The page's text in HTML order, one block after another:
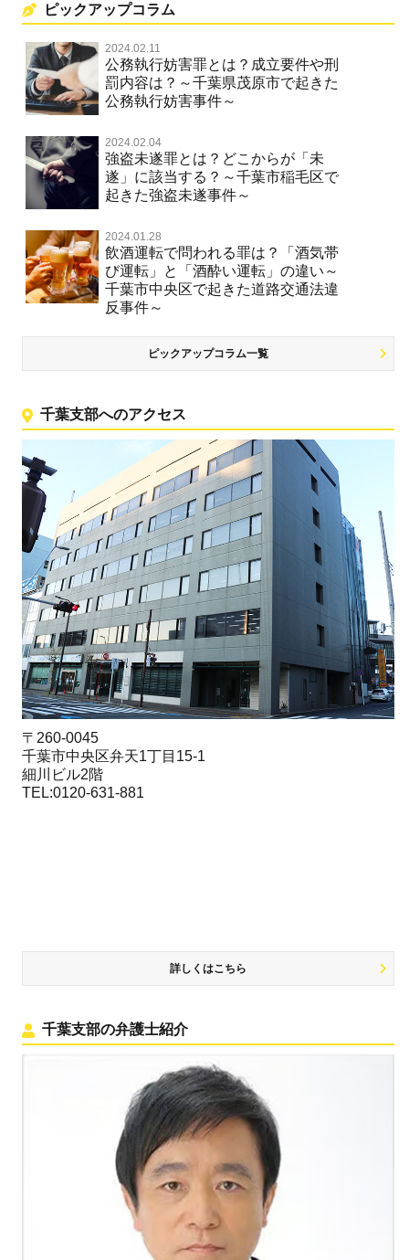
ピックアップコラム
2024.02.11
公務執行妨害罪とは？成立要件や刑
罰内容は？～千葉県茂原市で起きた
公務執行妨害事件～
2024.02.04
強盗未遂罪とは？どこからが「未
遂」に該当する？～千葉市稲毛区で
起きた強盗未遂事件～
2024.01.28
飲酒運転で問われる罪は？「酒気帯
び運転」と「酒酔い運転」の違い～
千葉市中央区で起きた道路交通法違
反事件～
ピックアップコラム一覧
千葉支部へのアクセス
〒260-0045
千葉市中央区弁天1丁目15-1
細川ビル2階
TEL:0120-631-881
詳しくはこちら
千葉支部の弁護士紹介